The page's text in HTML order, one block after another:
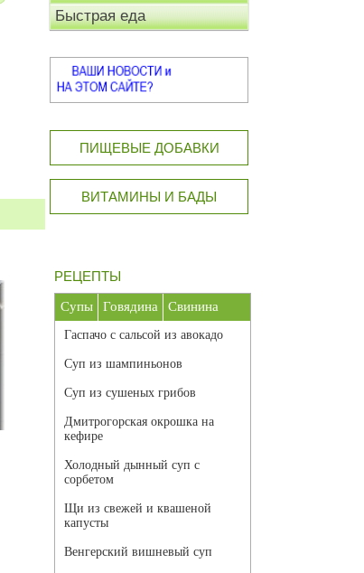
Быстрая еда
ПИЩЕВЫЕ ДОБАВКИ
ВИТАМИНЫ И БАДЫ
РЕЦЕПТЫ
Супы Говядина Свинина
Гаспачо с сальсой из авокадо
Суп из шампиньонов
Суп из сушеных грибов
Дмитрогорская окрошка на
кефире
Холодный дынный суп с
сорбетом
Щи из свежей и квашеной
капусты
Венгерский вишневый суп